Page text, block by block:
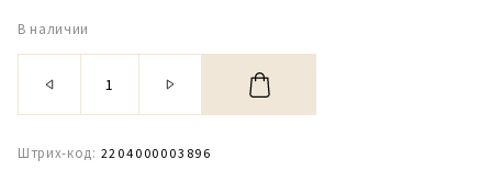
В наличии
Штрих-код: 2204000003896